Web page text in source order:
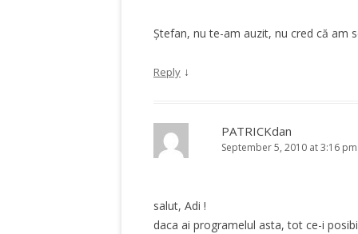
Ștefan, nu te-am auzit, nu cred că am
Reply ↓
PATRICKdan
September 5, 2010 at 3:16 pm
salut, Adi !
daca ai programelul asta, tot ce-i